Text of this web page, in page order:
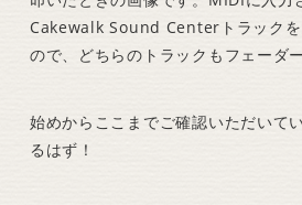
Cakewalk Sound Centerトラックを
ので、どちらのトラックもフェーダ
始めからここまでご確認いただいて
るはず！